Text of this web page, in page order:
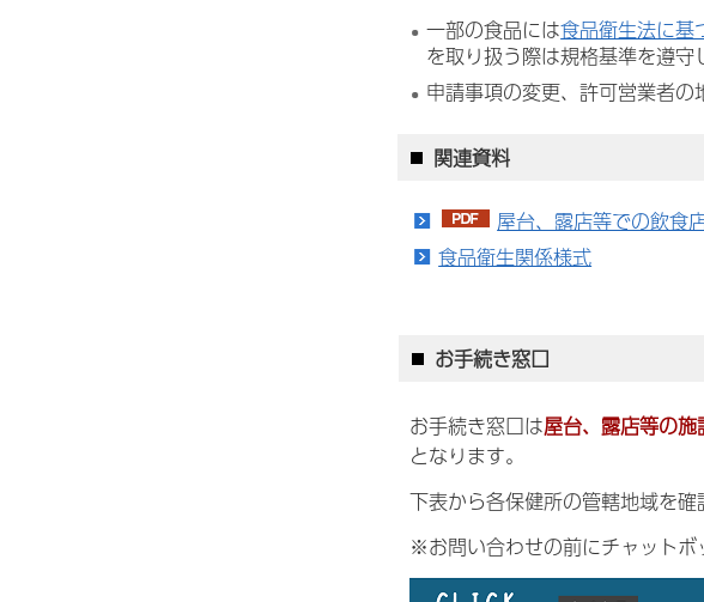
一部の食品には食品衛生法に基
を取り扱う際は規格基準を遵守
申請事項の変更、許可営業者の
関連資料
屋台、露店等での飲食
食品衛生関係様式
お手続き窓口
お手続き窓口は屋台、露店等の施
となります。
下表から各保健所の管轄地域を確
※お問い合わせの前にチャットボ